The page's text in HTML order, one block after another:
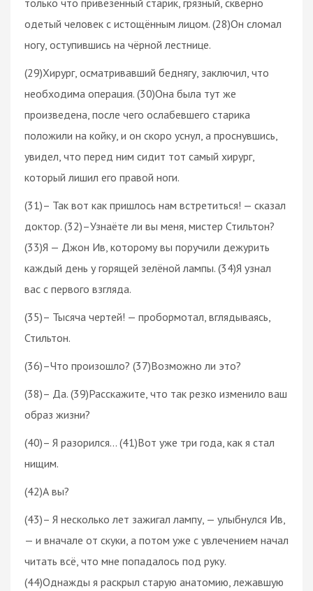
одетый человек с истощённым лицом. (28)Он сломал
ногу, оступившись на чёрной лестнице.
(29)Хирург, осматривавший беднягу, заключил, что
необходима операция. (30)Она была тут же
произведена, после чего ослабевшего старика
положили на койку, и он скоро уснул, а проснувшись,
увидел, что перед ним сидит тот самый хирург,
который лишил его правой ноги.
(31)– Так вот как пришлось нам встретиться! — сказал
доктор. (32)–Узнаёте ли вы меня, мистер Стильтон?
(33)Я — Джон Ив, которому вы поручили дежурить
каждый день у горящей зелёной лампы. (34)Я узнал
вас с первого взгляда.
(35)– Тысяча чертей! — пробормотал, вглядываясь,
Стильтон.
(36)–Что произошло? (37)Возможно ли это?
(38)– Да. (39)Расскажите, что так резко изменило ваш
образ жизни?
(40)– Я разорился… (41)Вот уже три года, как я стал
нищим.
(42)А вы?
(43)– Я несколько лет зажигал лампу, — улыбнулся Ив,
— и вначале от скуки, а потом уже с увлечением начал
читать всё, что мне попадалось под руку.
(44)Однажды я раскрыл старую анатомию, лежавшую